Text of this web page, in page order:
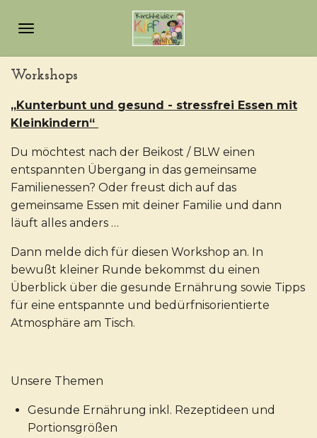
Hauptinhalt
Workshops
„Kunterbunt und gesund - stressfrei Essen mit
Kleinkindern“
Du möchtest nach der Beikost / BLW einen
entspannten Übergang in das gemeinsame
Familienessen? Oder freust dich auf das
gemeinsame Essen mit deiner Familie und dann
läuft alles anders …
Dann melde dich für diesen Workshop an. In
bewußt kleiner Runde bekommst du einen
Überblick über die gesunde Ernährung sowie Tipps
für eine entspannte und bedürfnisorientierte
Atmosphäre am Tisch.
Unsere Themen
Gesunde Ernährung inkl. Rezeptideen und
Portionsgrößen